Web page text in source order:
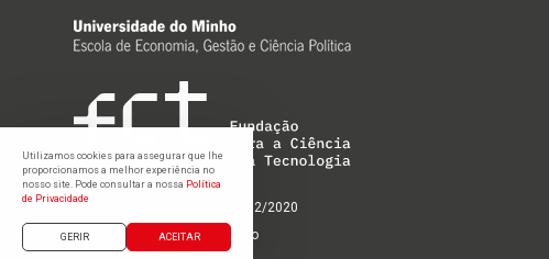
UIDB/03182/2020; UIDP/03182/2020
©2021 Universidade do Minho
Utilizamos cookies para assegurar que lhe
proporcionamos a melhor experiência no
nosso site. Pode consultar a nossa Política
de Privacidade
GERIR ACEITAR